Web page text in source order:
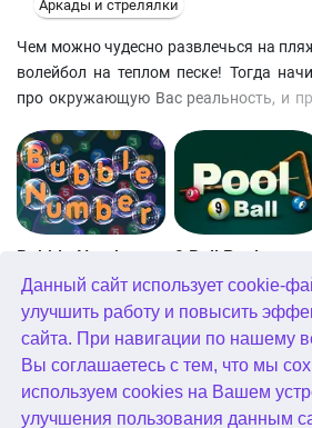
Данный сайт использует cookie-
улучшить работу и повысить
сайта. При навигации по нашему
Вы соглашаетесь с тем, что мы
используем cookies на Вашем
улучшения пользования данным
Аркады и стрелялки
Чем можно чудесно развлечься на
волейбол на теплом песке! Тогда
про окружающую Вас реальность, и
не отходя от рабочего места. Эта
радости и новых эмоций. Докажите,
до человека! А может быть, хотите
вопрос, приглашайте их - здесь
Можно выбрать один из трех уровней
чемпионом по "всем статьям"!
кусочек знойного лета! Вам
Macromedia, чтобы играть.
Bubble Number 9 Ball Pool
Королевство Китта Go Repo